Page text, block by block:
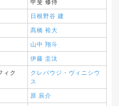
甲斐 修侍
日根野谷 建
髙橋 裕大
山中 翔斗
伊藤 圭汰
ィク
クレパウジ・ヴィニシウ
ス
原 辰介